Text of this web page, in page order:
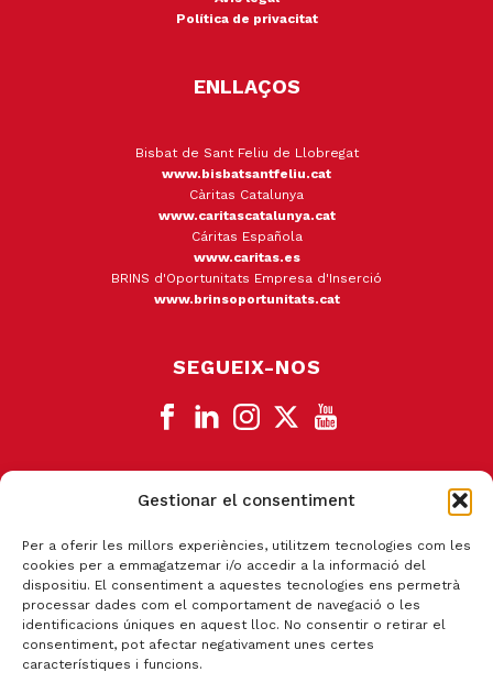
Gestionar el consentiment
Per a oferir les millors experiències, utilitzem tecnologies com les
cookies per a emmagatzemar i/o accedir a la informació del
dispositiu. El consentiment a aquestes tecnologies ens permetrà
processar dades com el comportament de navegació o les
identificacions úniques en aquest lloc. No consentir o retirar el
consentiment, pot afectar negativament unes certes
característiques i funcions.
Política de privacitat
ENLLAÇOS
Bisbat de Sant Feliu de Llobregat
www.bisbatsantfeliu.cat
Càritas Catalunya
www.caritascatalunya.cat
Cáritas Española
www.caritas.es
BRINS d'Oportunitats Empresa d'Inserció
www.brinsoportunitats.cat
SEGUEIX-NOS
CANAL DE DENÚNCIA